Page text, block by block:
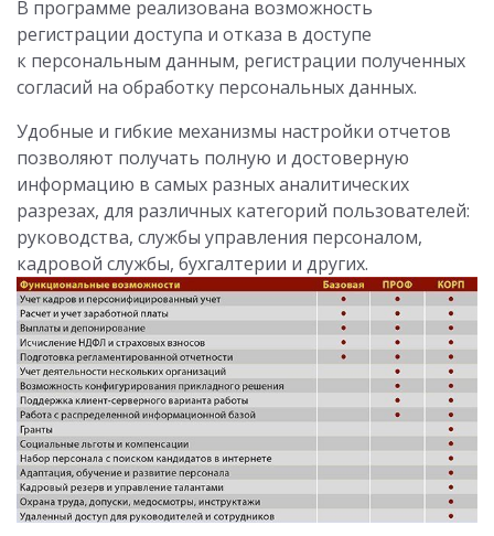
В программе реализована возможность
регистрации доступа и отказа в доступе
к персональным данным, регистрации полученных
согласий на обработку персональных данных.
Удобные и гибкие механизмы настройки отчетов
позволяют получать полную и достоверную
информацию в самых разных аналитических
разрезах, для различных категорий пользователей:
руководства, службы управления персоналом,
кадровой службы, бухгалтерии и других.